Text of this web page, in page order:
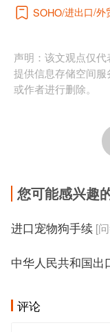
SOHO 进出口 外
声明：该文观点仅
提供信息存储空间
或作者进行删除。
您可能感兴趣
进口宠物狗手续 [
中华人民共和国出
评论